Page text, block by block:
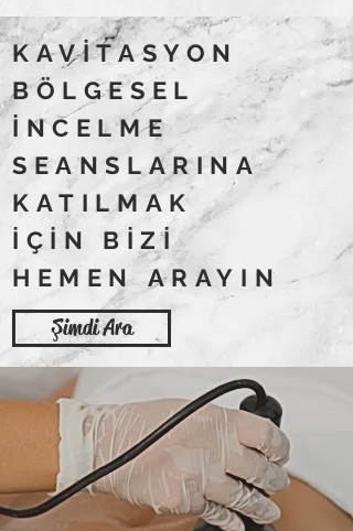
KAVİTASYON
BÖLGESEL
İNCELME
SEANSLARINA
KATILMAK
İÇİN BİZİ
HEMEN ARAYIN
Şimdi Ara